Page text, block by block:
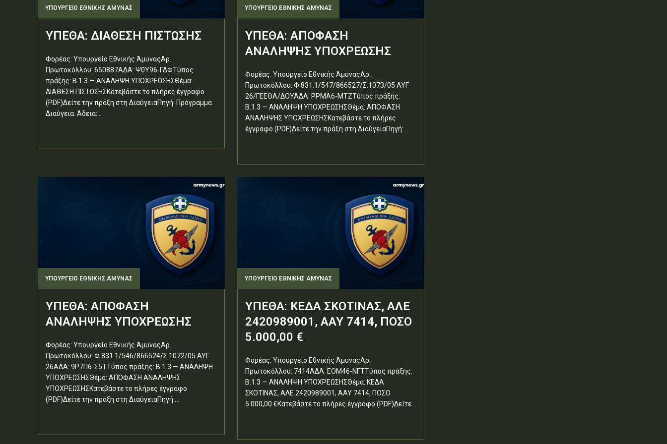
ΥΠΟΥΡΓΕΊΟ ΕΘΝΙΚΉΣ ΆΜΥΝΑΣ
ΥΠΕΘΑ: ΔΙΑΘΕΣΗ ΠΙΣΤΩΣΗΣ
Φορέας: Υπουργείο Εθνικής ΆμυναςΑρ.
Πρωτοκόλλου: 650887ΑΔΑ: Ψ0Υ96-ΓΔΦΤύπος
πράξης: Β.1.3 — ΑΝΑΛΗΨΗ ΥΠΟΧΡΕΩΣΗΣΘέμα:
ΔΙΑΘΕΣΗ ΠΙΣΤΩΣΗΣΚατεβάστε το πλήρες έγγραφο
(PDF)Δείτε την πράξη στη ΔιαύγειαΠηγή: Πρόγραμμα
Διαύγεια. Άδεια:...
ΥΠΟΥΡΓΕΊΟ ΕΘΝΙΚΉΣ ΆΜΥΝΑΣ
ΥΠΕΘΑ: ΑΠΟΦΑΣΗ
ΑΝΑΛΗΨΗΣ ΥΠΟΧΡΕΩΣΗΣ
Φορέας: Υπουργείο Εθνικής ΆμυναςΑρ.
Πρωτοκόλλου: Φ.831.1/547/866527/Σ.1073/05 ΑΥΓ
26/ΓΕΕΘΑ/ΔΟΥΑΔΑ: ΡΡΜΑ6-ΜΤΖΤύπος πράξης:
Β.1.3 — ΑΝΑΛΗΨΗ ΥΠΟΧΡΕΩΣΗΣΘέμα: ΑΠΟΦΑΣΗ
ΑΝΑΛΗΨΗΣ ΥΠΟΧΡΕΩΣΗΣΚατεβάστε το πλήρες
έγγραφο (PDF)Δείτε την πράξη στη ΔιαύγειαΠηγή:...
ΥΠΟΥΡΓΕΊΟ ΕΘΝΙΚΉΣ ΆΜΥΝΑΣ
ΥΠΕΘΑ: ΑΠΟΦΑΣΗ
ΑΝΑΛΗΨΗΣ ΥΠΟΧΡΕΩΣΗΣ
Φορέας: Υπουργείο Εθνικής ΆμυναςΑρ.
Πρωτοκόλλου: Φ.831.1/546/866524/Σ.1072/05 ΑΥΓ
26ΑΔΑ: 9Ρ7Π6-Σ5ΤΤύπος πράξης: Β.1.3 — ΑΝΑΛΗΨΗ
ΥΠΟΧΡΕΩΣΗΣΘέμα: ΑΠΟΦΑΣΗ ΑΝΑΛΗΨΗΣ
ΥΠΟΧΡΕΩΣΗΣΚατεβάστε το πλήρες έγγραφο
(PDF)Δείτε την πράξη στη ΔιαύγειαΠηγή:...
ΥΠΟΥΡΓΕΊΟ ΕΘΝΙΚΉΣ ΆΜΥΝΑΣ
ΥΠΕΘΑ: ΚΕΔΑ ΣΚΟΤΙΝΑΣ, ΑΛΕ
2420989001, ΑΑΥ 7414, ΠΟΣΟ
5.000,00 €
Φορέας: Υπουργείο Εθνικής ΆμυναςΑρ.
Πρωτοκόλλου: 7414ΑΔΑ: ΕΟΜ46-ΝΓΤΤύπος πράξης:
Β.1.3 — ΑΝΑΛΗΨΗ ΥΠΟΧΡΕΩΣΗΣΘέμα: ΚΕΔΑ
ΣΚΟΤΙΝΑΣ, ΑΛΕ 2420989001, ΑΑΥ 7414, ΠΟΣΟ
5.000,00 €Κατεβάστε το πλήρες έγγραφο (PDF)Δείτε...